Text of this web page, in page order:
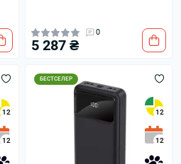
0
5 287 ₴
12
12
БЕСТСЕЛЕР
12
12